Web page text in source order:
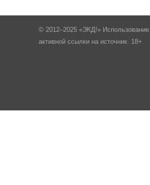
© 2012–2025 «ЭКД!»
активной ссылки на источник. 18+